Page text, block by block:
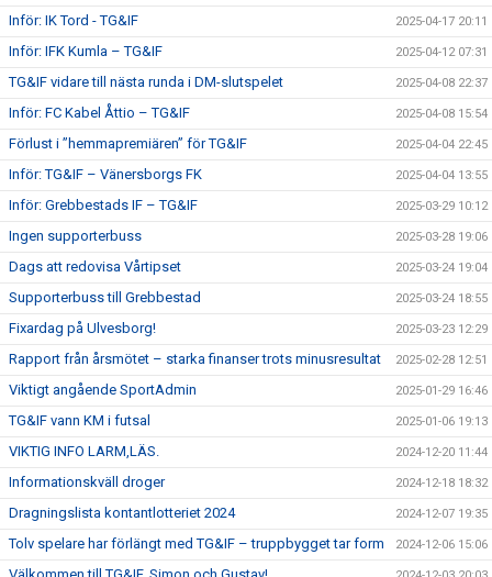
Inför: IK Tord - TG&IF 2025-04-17 20:11
Inför: IFK Kumla – TG&IF 2025-04-12 07:31
TG&IF vidare till nästa runda i DM-slutspelet 2025-04-08 22:37
Inför: FC Kabel Åttio – TG&IF 2025-04-08 15:54
Förlust i ”hemmapremiären” för TG&IF 2025-04-04 22:45
Inför: TG&IF – Vänersborgs FK 2025-04-04 13:55
Inför: Grebbestads IF – TG&IF 2025-03-29 10:12
Ingen supporterbuss 2025-03-28 19:06
Dags att redovisa Vårtipset 2025-03-24 19:04
Supporterbuss till Grebbestad 2025-03-24 18:55
Fixardag på Ulvesborg! 2025-03-23 12:29
Rapport från årsmötet – starka finanser trots minusresultat 2025-02-28 12:51
Viktigt angående SportAdmin 2025-01-29 16:46
TG&IF vann KM i futsal 2025-01-06 19:13
VIKTIG INFO LARM,LÄS. 2024-12-20 11:44
Informationskväll droger 2024-12-18 18:32
Dragningslista kontantlotteriet 2024 2024-12-07 19:35
Tolv spelare har förlängt med TG&IF – truppbygget tar form 2024-12-06 15:06